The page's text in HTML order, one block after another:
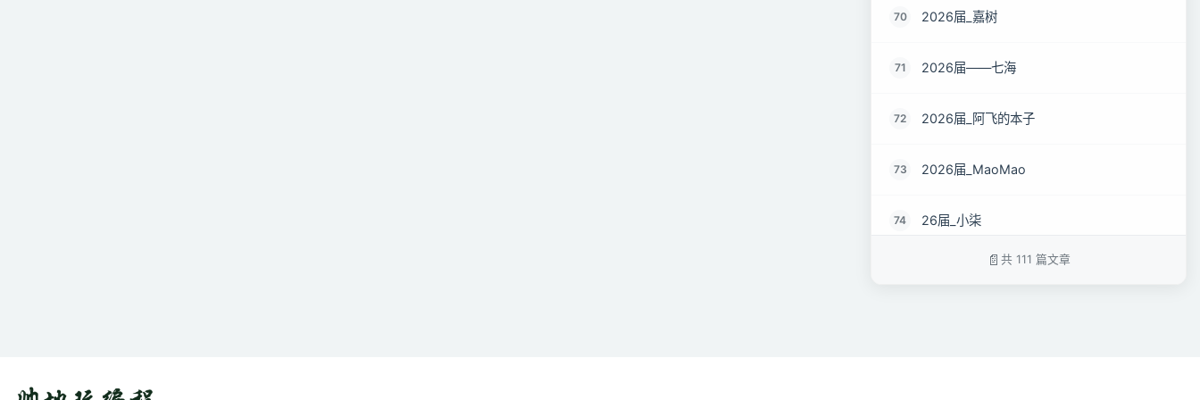
70 2026届_嘉树
71 2026届——七海
72 2026届_阿飞的本子
73 2026届_MaoMao
74 26届_小柒
共 111 篇文章